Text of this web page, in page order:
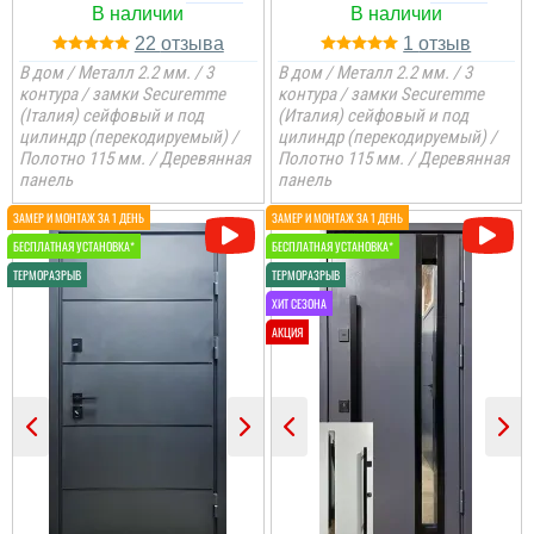
Саша
Ретельно обирали двері
в будинок для себе і с
Леонід
Ціна не мала, але якщо
подивитись хто може
покриття на ринку , то у
вас відпадуть всі
питання по ціні та самих
характеристик дверей.
Це просто двері вогонь
як зовні, так і в серед...
22
В дом / Металл 2.2 мм. / 3
контура / замки Securemme
(Італия) сейфовый и под
цилиндр (перекодируемый) /
Полотно 115 мм. / Деревянная
панель
1
В дом / Металл 2.2 мм. / 3
контура / замки Securemme
(Италия) сейфовый и под
цилиндр (перекодируемый) /
Полотно 115 мм. / Деревянная
панель